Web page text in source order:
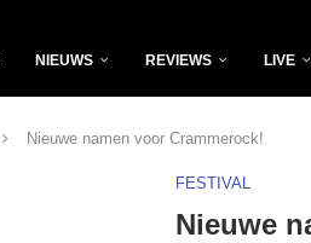
NIEUWS REVIEWS LIVE
Nieuwe namen voor Crammerock!
FESTIVAL
Nieuwe